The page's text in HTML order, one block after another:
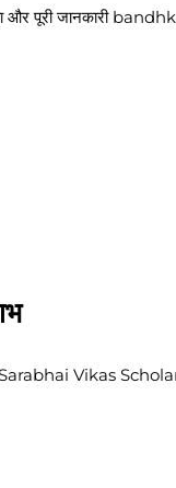
पूरी जानकारी
Sarabhai Vikas